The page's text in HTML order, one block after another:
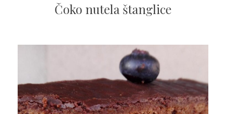
Čoko nutela štanglice